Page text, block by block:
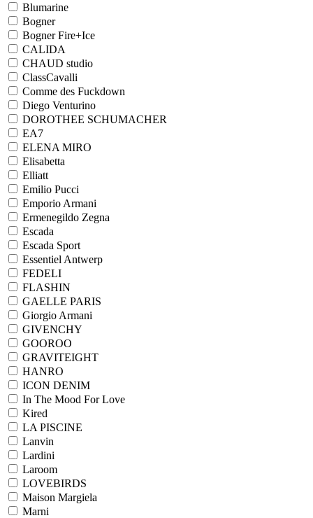
Blumarine
Bogner
Bogner Fire+Ice
CALIDA
CHAUD studio
ClassCavalli
Comme des Fuckdown
Diego Venturino
DOROTHEE SCHUMACHER
EA7
ELENA MIRO
Elisabetta
Elliatt
Emilio Pucci
Emporio Armani
Ermenegildo Zegna
Escada
Escada Sport
Essentiel Antwerp
FEDELI
FLASHIN
GAELLE PARIS
Giorgio Armani
GIVENCHY
GOOROO
GRAVITEIGHT
HANRO
ICON DENIM
In The Mood For Love
Kired
LA PISCINE
Lanvin
Lardini
Laroom
LOVEBIRDS
Maison Margiela
Marni